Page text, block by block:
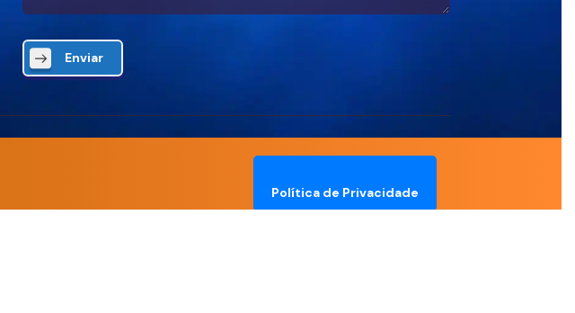
Enviar
Política de Privacidade